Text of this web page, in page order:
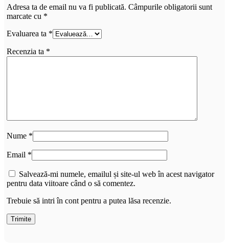
Adresa ta de email nu va fi publicată. Câmpurile obligatorii sunt
marcate cu *
Evaluarea ta *
Recenzia ta *
Nume *
Email *
Salvează-mi numele, emailul și site-ul web în acest navigator
pentru data viitoare când o să comentez.
Trebuie să intri în cont pentru a putea lăsa recenzie.